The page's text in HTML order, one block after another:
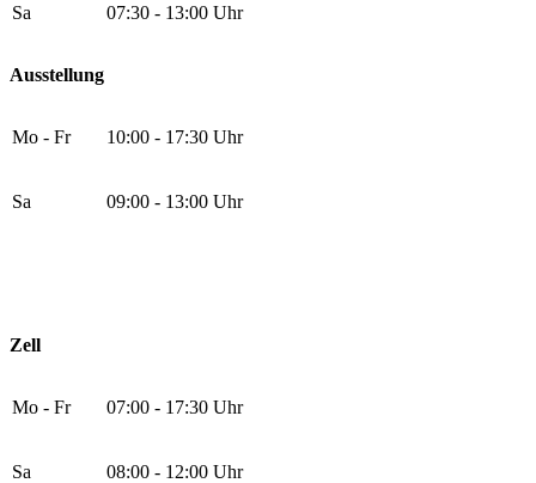
Sa 07:30 - 13:00 Uhr
Ausstellung
Mo - Fr 10:00 - 17:30 Uhr
Sa 09:00 - 13:00 Uhr
Zell
Mo - Fr 07:00 - 17:30 Uhr
Sa 08:00 - 12:00 Uhr